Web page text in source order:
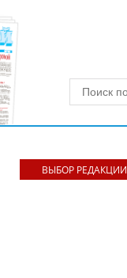
ВЫБОР РЕДАКЦИИ